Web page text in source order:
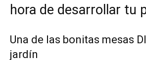
hora de desarrollar tu
Una de las bonitas mesas
jardín